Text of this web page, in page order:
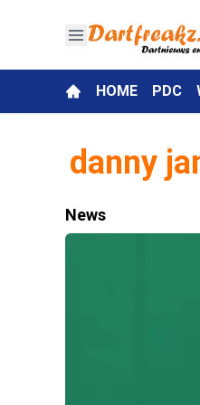
HOME PDC
danny
News